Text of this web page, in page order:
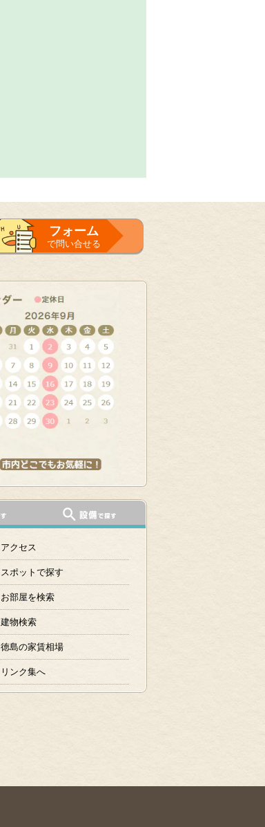
フォーム
で問い合せる
アクセス
スポットで探す
お部屋を検索
建物検索
徳島の家賃相場
リンク集へ